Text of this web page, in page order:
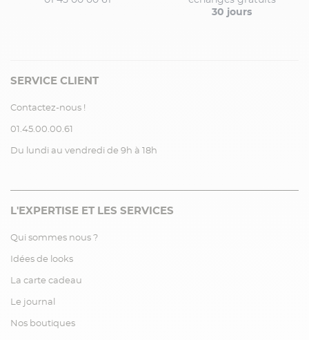
30 jours
SERVICE CLIENT
Contactez-nous !
01.45.00.00.61
Du lundi au vendredi de 9h à 18h
L'EXPERTISE ET LES SERVICES
Qui sommes nous ?
Idées de looks
La carte cadeau
Le journal
Nos boutiques